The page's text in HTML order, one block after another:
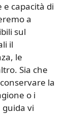
e capacità di
a
sul
il
le
Sia che
la
o i
vi